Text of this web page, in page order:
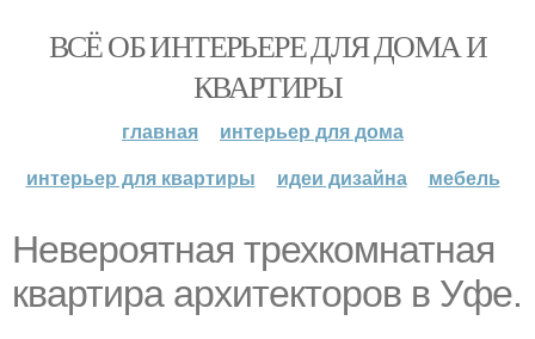
ВСЁ ОБ ИНТЕРЬЕРЕ ДЛЯ ДОМА И
КВАРТИРЫ
главная
интерьер для дома
интерьер для квартиры
идеи дизайна мебель
Невероятная трехкомнатная
квартира архитекторов в Уфе.